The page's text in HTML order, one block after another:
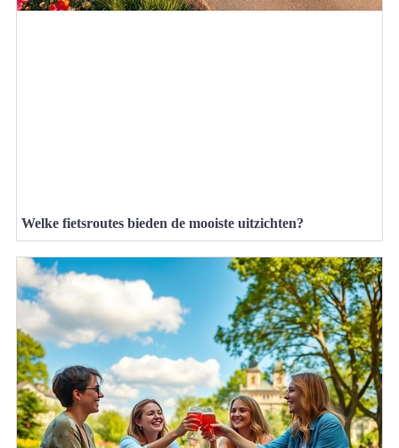
Welke fietsroutes bieden de mooiste uitzichten?